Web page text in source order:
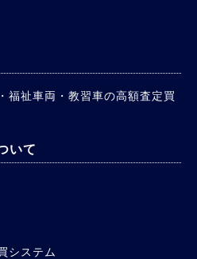
福祉車両・教習車の高額査定買
いて
システム